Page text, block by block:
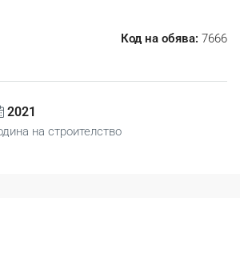
Код на обява: 7666
2021
на строителство